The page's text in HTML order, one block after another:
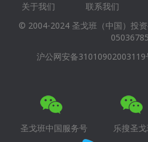
Footer
menu
关于我们 联系我们
© 2004-2024 圣戈班（中国）投
沪公网安备31010902003119
圣戈班中国服务号 乐搜圣